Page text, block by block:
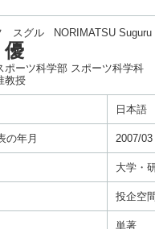
スグル NORIMATSU Suguru
優
ポーツ科学部 スポーツ科学科
教授
日本語
の年月 2007/03
大学・
投企空
単著